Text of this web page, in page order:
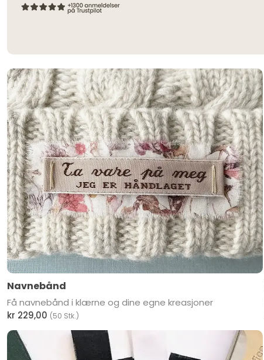
Navnebånd
Få navnebånd i klærne og dine egne kreasjoner
kr 229,00 (50 Stk.)